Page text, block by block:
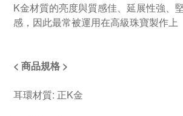
K金材質的亮度與質感佳、延展性強、
感，因此最常被運用在高級珠寶製作上
< 商品規格 >
耳環材質: 正K金